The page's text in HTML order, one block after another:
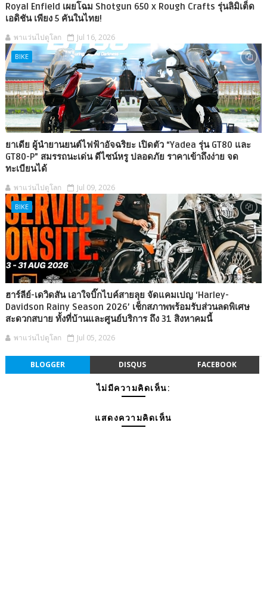
Royal Enfield เผยโฉม Shotgun 650 x Rough Crafts รุ่นลิมิเต็ด
เอดิชัน เพียง 5 คันในไทย!
พาแว่นไปดูโลก Jul 16, 2026
BIKE
ยาเดีย ผู้นำยานยนต์ไฟฟ้าอัจฉริยะ เปิดตัว “Yadea รุ่น GT80 และ
GT80-P” สมรรถนะเด่น ดีไซน์หรู ปลอดภัย ราคาเข้าถึงง่าย จด
ทะเบียนได้
พาแว่นไปดูโลก Jul 09, 2026
BIKE
ฮาร์ลีย์-เดวิดสัน เอาใจบิ๊กไบค์สายลุย จัดแคมเปญ ‘Harley-
Davidson Rainy Season 2026’ เช็กสภาพพร้อมรับส่วนลดพิเศษ
สะดวกสบาย ทั้งที่บ้านและศูนย์บริการ ถึง 31 สิงหาคมนี้
พาแว่นไปดูโลก Jul 05, 2026
BLOGGER DISQUS FACEBOOK
ไม่มีความคิดเห็น:
แสดงความคิดเห็น